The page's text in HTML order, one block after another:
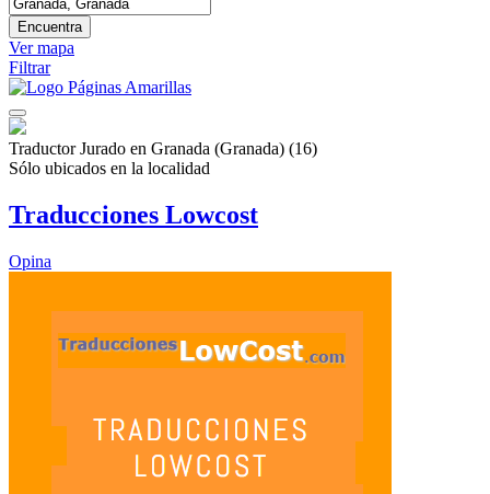
Encuentra
Ver mapa
Filtrar
Traductor Jurado en Granada (Granada) (16)
Sólo ubicados en la localidad
Traducciones Lowcost
Opina